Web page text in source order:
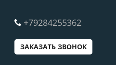
+79284255362
ЗАКАЗАТЬ ЗВОНОК